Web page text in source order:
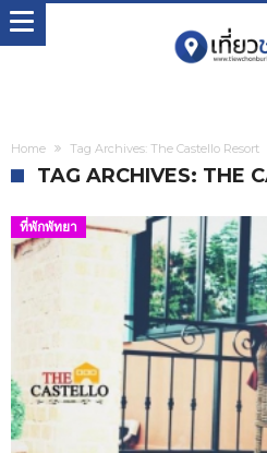
Home Tag Archives: The Castello Resort
TAG ARCHIVES: THE
ที่พักพัทยา